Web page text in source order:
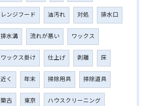
レンジフード 油汚れ 対処 排水口
排水溝 流れが悪い ワックス
ワックス掛け 仕上げ 剥離 床
近く 年末 掃除用具 掃除道具
築古 東京 ハウスクリーニング